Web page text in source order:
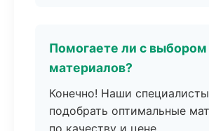
Помогаете ли с выбором
материалов?
Конечно! Наши
подобрать оптимальные
по качеству и цене.